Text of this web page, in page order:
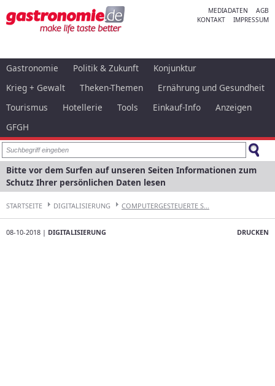
MEDIADATEN
AGB
KONTAKT
IMPRESSUM
Gastronomie Politik & Zukunft
Konjunktur
Krieg + Gewalt
Theken-Themen
Ernährung und Gesundheit
Tourismus
Hotellerie Tools Einkauf-Info
Anzeigen
GFGH
Bitte vor dem Surfen auf unseren Seiten Informationen zum
Schutz Ihrer persönlichen Daten lesen
STARTSEITE DIGITALISIERUNG COMPUTERGESTEUERTE S...
DRUCKEN
08-10-2018 | DIGITALISIERUNG